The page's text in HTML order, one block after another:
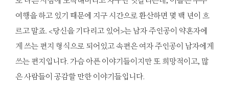
여행을 하고 있기 때문에 지구 시간으로 환산하면 몇 백 년이 흐
르고 말죠. <당신을 기다리고 있어>는 남자 주인공이 약혼자에
게 쓰는 편지 형식으로 되어있고 속편은 여자 주인공이 남자에게
쓰는 편지입니다. 가슴 아픈 이야기들이지만 또 희망적이고, 많
은 사람들이 공감할 만한 이야기들입니다.